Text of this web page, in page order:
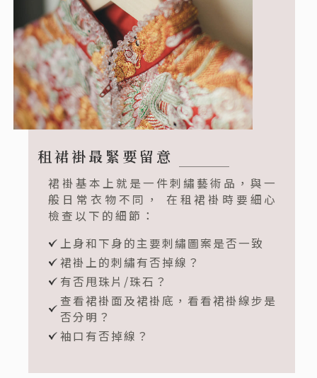
租裙褂最緊要留意
裙褂基本上就是一件刺繡藝術品，與一
般日常衣物不同， 在租裙褂時要細心
檢查以下的細節：
上身和下身的主要刺繡圖案是否一致
裙褂上的刺繡有否掉線？
有否甩珠片/珠石？
查看裙褂面及裙褂底，看看裙褂線步是
否分明？
袖口有否掉線？